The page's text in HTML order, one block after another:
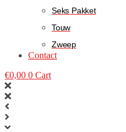
Seks Pakket
Touw
Zweep
Contact
€0,00 0 Cart